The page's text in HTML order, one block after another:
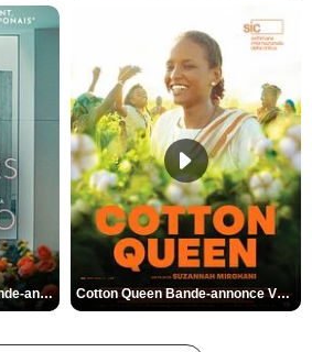
Des Fleurs pour Tokyo Bande-annonce VO STFR Cotton Queen Bande-annonce VO STFR